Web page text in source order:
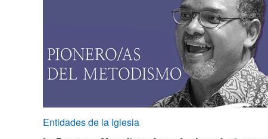
Entidades de la Iglesia